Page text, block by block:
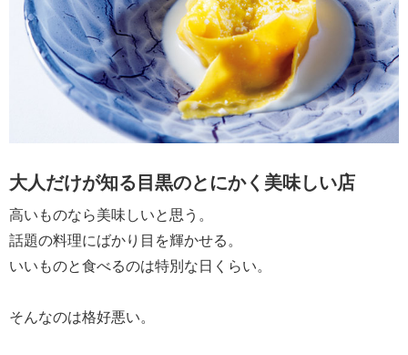
大人だけが知る目黒のとにかく美味しい店
高いものなら美味しいと思う。
話題の料理にばかり目を輝かせる。
いいものと食べるのは特別な日くらい。
そんなのは格好悪い。